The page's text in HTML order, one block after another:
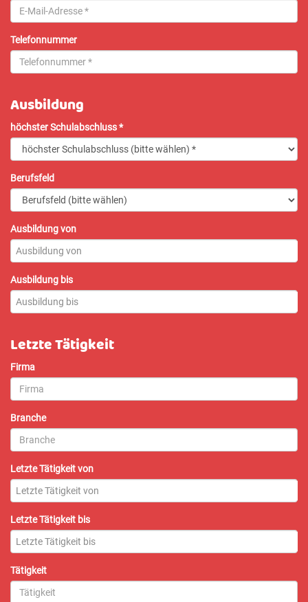
Telefonnummer
Ausbildung
höchster Schulabschluss*
Berufsfeld
Ausbildung von
Ausbildung von
Ausbildung bis
Ausbildung bis
Letzte Tätigkeit
Firma
Branche
Letzte Tätigkeit von
Letzte Tätigkeit von
Letzte Tätigkeit bis
Letzte Tätigkeit bis
Tätigkeit